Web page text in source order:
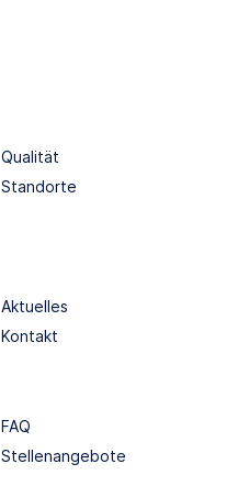
Qualität
Standorte
Aktuelles
Kontakt
FAQ
Stellenangebote